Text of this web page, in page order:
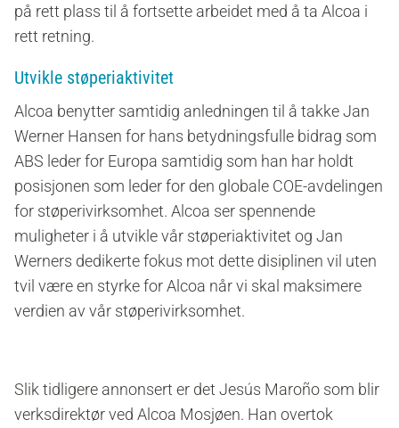
på rett plass til å fortsette arbeidet med å ta Alcoa i
rett retning.
Utvikle støperiaktivitet
Alcoa benytter samtidig anledningen til å takke Jan
Werner Hansen for hans betydningsfulle bidrag som
ABS leder for Europa samtidig som han har holdt
posisjonen som leder for den globale COE-avdelingen
for støperivirksomhet. Alcoa ser spennende
muligheter i å utvikle vår støperiaktivitet og Jan
Werners dedikerte fokus mot dette disiplinen vil uten
tvil være en styrke for Alcoa når vi skal maksimere
verdien av vår støperivirksomhet.
Slik tidligere annonsert er det Jesús Maroño som blir
verksdirektør ved Alcoa Mosjøen. Han overtok